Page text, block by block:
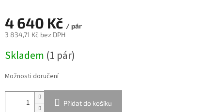
4 640 Kč / pár
3 834,71 Kč bez DPH
cena:
Skladem (1 pár)
Možnosti doručení
Přidat do košíku